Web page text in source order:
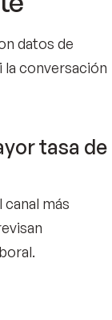
datos de
conversación
tasa de
más